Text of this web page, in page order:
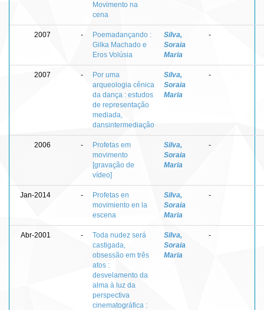
Movimento na
cena
2007 -
Poemadançando :
Gilka Machado e
Eros Volúsia
Silva,
Soraia
Maria
-
2007 -
Por uma
arqueologia cênica
da dança : estudos
de representação
mediada,
dansintermediação
Silva,
Soraia
Maria
-
2006 -
Profetas em
movimento
[gravação de
vídeo]
Silva,
Soraia
Maria
-
Jan-2014 -
Profetas en
movimiento en la
escena
Silva,
Soraia
Maria
-
Abr-2001 -
Toda nudez será
castigada,
obsessão em três
atos :
desvelamento da
alma à luz da
perspectiva
cinematográfica :
Silva,
Soraia
Maria
-